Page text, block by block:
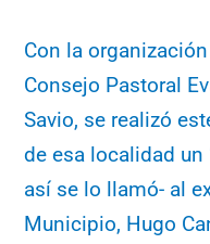
Con la
Consejo Pastoral
Savio, se realizó
de esa localidad un
así se lo llamó- al
Municipio, Hugo